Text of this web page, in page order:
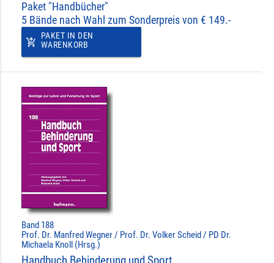
Paket "Handbücher"
5 Bände nach Wahl zum Sonderpreis von € 149.-
add_shopping_cart
PAKET IN DEN
WARENKORB
Band 188
Prof. Dr. Manfred Wegner / Prof. Dr. Volker Scheid / PD Dr.
Michaela Knoll (Hrsg.)